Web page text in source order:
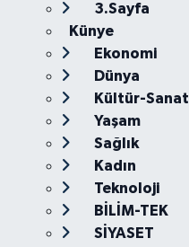
3.Sayfa
Künye
Ekonomi
Dünya
Kültür-Sanat
Yaşam
Sağlık
Kadın
Teknoloji
BİLİM-TEK
SİYASET